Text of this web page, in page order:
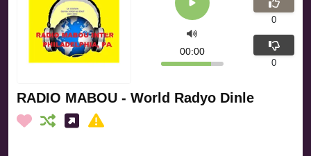
RADIO MABOU - World Radyo Dinle
00:00
0
0